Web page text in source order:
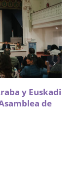
y Euskadi
de